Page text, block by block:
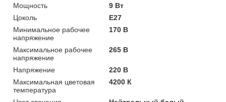
Мощность
9 Вт
Цоколь
E27
Минимальное рабочее
напряжение
170 В
Максимальное рабочее
напряжение
265 В
Напряжение
220 В
Максимальная цветовая
температура
4200 К